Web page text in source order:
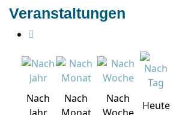
Veranstaltungen
Nach
Nach
Nach
Heute